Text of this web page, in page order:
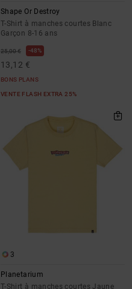
Shape Or Destroy
T-Shirt à manches courtes Blanc
Garçon 8-16 ans
25,00 € 48%
13,12 €
BONS PLANS
VENTE FLASH EXTRA 25%
3
Planetarium
T-Shirt à manches courtes Jaune